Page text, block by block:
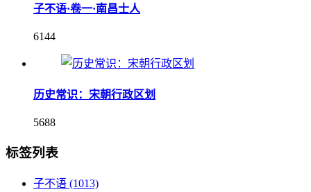
子不语·卷一·南昌士人
6144
历史常识：宋朝行政区划
5688
标签列表
子不语 (1013)